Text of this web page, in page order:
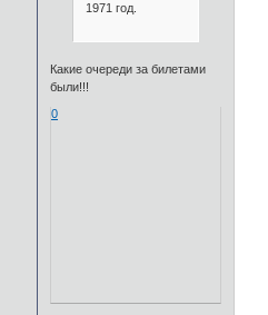
1971 год.
Какие очереди за билетами
были!!!
0